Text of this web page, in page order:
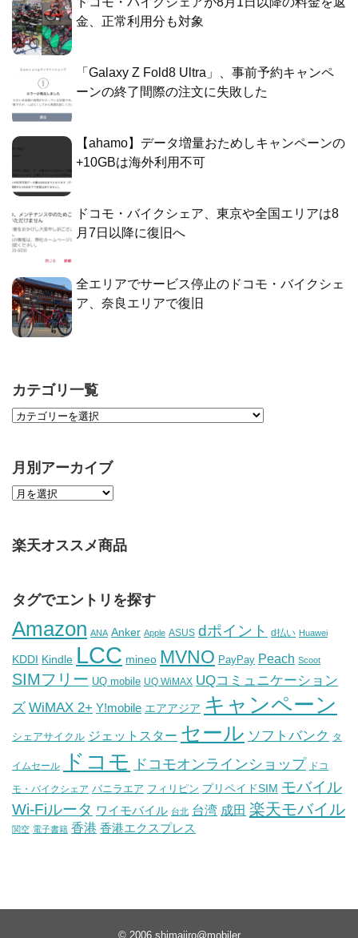
金、正常利用分も対象
「Galaxy Z Fold8 Ultra」、事前予約キャンペ
ーンの終了間際の注文に失敗した
【ahamo】データ増量おためしキャンペーンの
+10GBは海外利用不可
ドコモ・バイクシェア、東京や全国エリアは8
月7日以降に復旧へ
全エリアでサービス停止のドコモ・バイクシェ
ア、奈良エリアで復旧
カテゴリ一覧
月別アーカイブ
楽天オススメ商品
タグでエントリを探す
Amazon ANA Anker Apple ASUS dポイント d払い Huawei
KDDI Kindle LCC mineo MVNO PayPay Peach Scoot
SIMフリー UQ mobile UQ WiMAX UQコミュニケーション
ズ WiMAX 2+ Y!mobile エアアジア キャンペーン
シェアサイクル ジェットスター セール ソフトバンク タ
イムセール ドコモ ドコモオンラインショップ ドコ
モ・バイクシェア バニラエア フィリピン プリペイドSIM モバイル
Wi-Fiルータ ワイモバイル 台北 台湾 成田 楽天モバイル
関空 電子書籍 香港 香港エクスプレス
© 2006 shimajiro@mobiler